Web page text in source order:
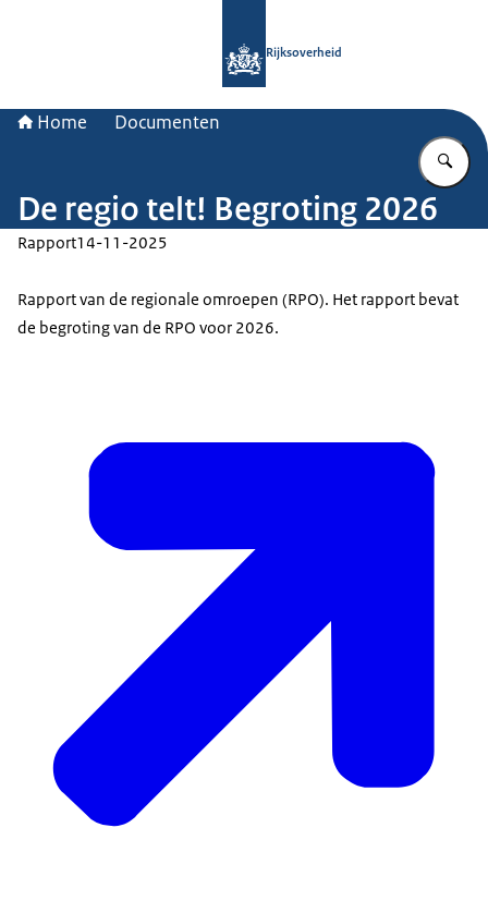
Rijksoverheid
Home Documenten
De regio telt! Begroting 2026
Rapport14-11-2025
Rapport van de regionale omroepen (RPO). Het rapport bevat
de begroting van de RPO voor 2026.